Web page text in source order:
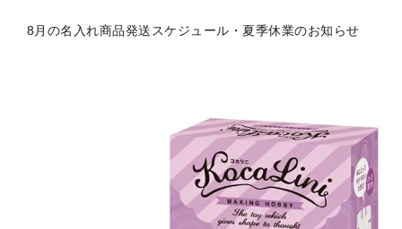
8月の名入れ商品発送スケジュール・夏季休業のお知らせ